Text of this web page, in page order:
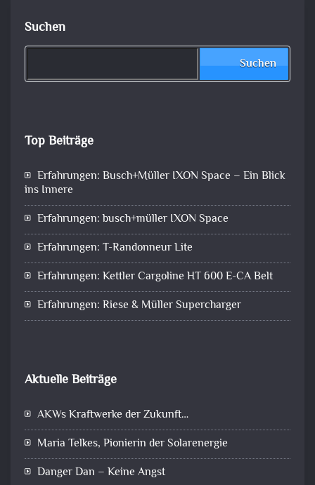
Suchen
Suchen
Top Beiträge
Erfahrungen: Busch+Müller IXON Space – Ein Blick
ins Innere
Erfahrungen: busch+müller IXON Space
Erfahrungen: T-Randonneur Lite
Erfahrungen: Kettler Cargoline HT 600 E-CA Belt
Erfahrungen: Riese & Müller Supercharger
Aktuelle Beiträge
AKWs Kraftwerke der Zukunft…
Maria Telkes, Pionierin der Solarenergie
Danger Dan – Keine Angst